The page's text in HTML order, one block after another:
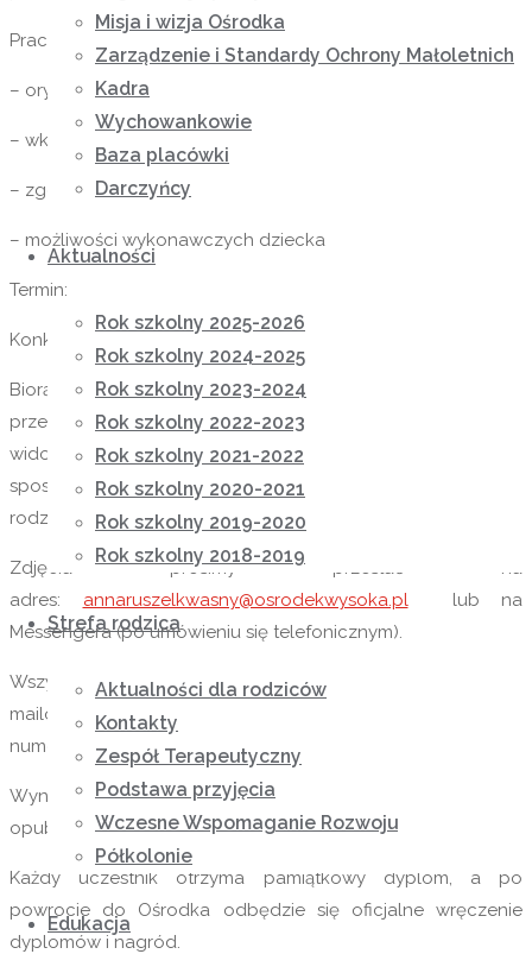
Misja i wizja Ośrodka
Zarządzenie i Standardy Ochrony Małoletnich
Kadra
Wychowankowie
Baza placówki
Darczyńcy
Aktualności
Rok szkolny 2025-2026
Rok szkolny 2024-2025
Rok szkolny 2023-2024
Rok szkolny 2022-2023
Rok szkolny 2021-2022
Rok szkolny 2020-2021
Rok szkolny 2019-2020
Rok szkolny 2018-2019
Strefa rodzica
Aktualności dla rodziców
Kontakty
Zespół Terapeutyczny
Podstawa przyjęcia
Wczesne Wspomaganie Rozwoju
Półkolonie
Edukacja
Prace oceniane będą pod względem:
– oryginalności i pomysłowości
– wkładu pracy własnej i estetyki
– zgodności z tematem
– możliwości wykonawczych dziecka
Termin:
Konkurs trwa od 20.04.2020 roku do 4.05.2020 roku.
Biorąc pod uwagę obecną sytuację prosimy o
przesłanie DWÓCH ZDJĘĆ PRACY (na jednym sama praca z
widocznym imieniem i nazwiskiem oraz krótkim opisem
sposobu wykonania pracy (tutaj prosimy o pomoc
rodziców), a na drugim dziecko ze swoją pracą).
Zdjęcia prosimy przesłać na
adres: annaruszelkwasny@osrodekwysoka.pllub na
Messengera (po umówieniu się telefonicznym).
Wszystkie informacje można uzyskać pod adresem
mailowym:annaruszelkwasny@osrodekwysoka.pl
numerem telefonu 721334849
Wyniki zostaną ogłoszone drogą mailową oraz
opublikowane na naszej stronie internetowej 15.05.2020 roku.
Każdy uczestnik otrzyma pamiątkowy dyplom, a po
powrocie do Ośrodka odbędzie się oficjalne wręczenie
dyplomów i nagród.